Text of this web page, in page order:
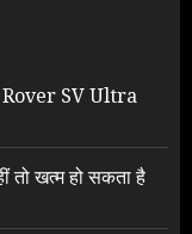
Rover SV Ultra
तो खत्म हो सकता है